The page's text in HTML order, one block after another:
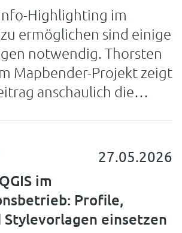
Highlighting im
ermöglichen sind einige
notwendig. Thorsten
Mapbender-Projekt zeigt
anschaulich die
27.05.2026
im
Profile,
Stylevorlagen einsetzen